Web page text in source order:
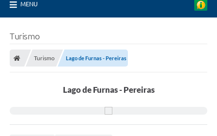
MENU
Turismo
Turismo Lago de Furnas - Pereiras
Lago de Furnas - Pereiras